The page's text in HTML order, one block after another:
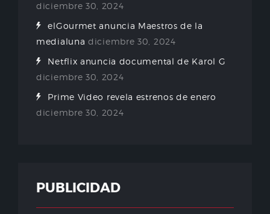
diciembre 30, 2024
elGourmet anuncia Maestros de la
medialuna diciembre 30, 2024
Netflix anuncia documental de Karol G
diciembre 30, 2024
Prime Video revela estrenos de enero
diciembre 30, 2024
PUBLICIDAD